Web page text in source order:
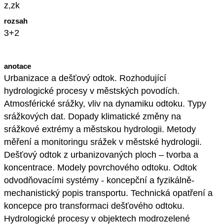
z,zk
rozsah
3+2
anotace
Urbanizace a dešťový odtok. Rozhodující
hydrologické procesy v městských povodích.
Atmosférické srážky, vliv na dynamiku odtoku. Typy
srážkových dat. Dopady klimatické změny na
srážkové extrémy a městskou hydrologii. Metody
měření a monitoringu srážek v městské hydrologii.
Dešťový odtok z urbanizovaných ploch – tvorba a
koncentrace. Modely povrchového odtoku. Odtok
odvodňovacími systémy - koncepční a fyzikálně-
mechanistický popis transportu. Technická opatření a
koncepce pro transformaci dešťového odtoku.
Hydrologické procesy v objektech modrozelené